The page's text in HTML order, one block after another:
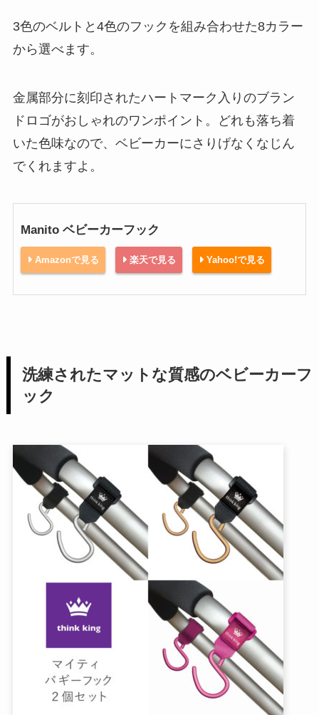
3色のベルトと4色のフックを組み合わせた8カラー
から選べます。
金属部分に刻印されたハートマーク入りのブラン
ドロゴがおしゃれのワンポイント。どれも落ち着
いた色味なので、ベビーカーにさりげなくなじん
でくれますよ。
Manito ベビーカーフック
Amazonで見る 楽天で見る Yahoo!で見る
洗練されたマットな質感のベビーカーフ
ック